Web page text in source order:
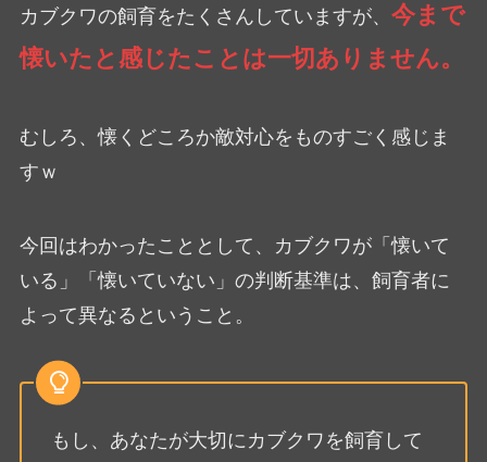
カブクワの飼育をたくさんしていますが、 今まで
懐いたと感じたことは一切ありません。
むしろ、懐くどころか敵対心をものすごく感じま
すｗ
今回はわかったこととして、カブクワが「懐いて
いる」「懐いていない」の判断基準は、飼育者に
よって異なるということ。
もし、あなたが大切にカブクワを飼育して